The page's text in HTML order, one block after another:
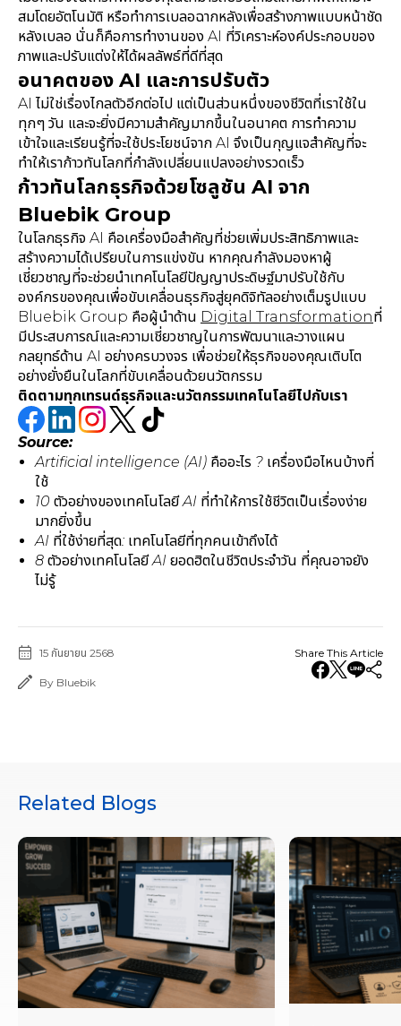
สมโดยอัตโนมัติ หรือทำการเบลอฉากหลังเพื่อสร้างภาพแบบหน้าชัด
หลังเบลอ นั่นก็คือการทำงานของ AI ที่วิเคราะห์องค์ประกอบของ
ภาพและปรับแต่งให้ได้ผลลัพธ์ที่ดีที่สุด
อนาคตของ AI และการปรับตัว
AI ไม่ใช่เรื่องไกลตัวอีกต่อไป แต่เป็นส่วนหนึ่งของชีวิตที่เราใช้ใน
ทุกๆ วัน และจะยิ่งมีความสำคัญมากขึ้นในอนาคต การทำความ
เข้าใจและเรียนรู้ที่จะใช้ประโยชน์จาก AI จึงเป็นกุญแจสำคัญที่จะ
ทำให้เราก้าวทันโลกที่กำลังเปลี่ยนแปลงอย่างรวดเร็ว
ก้าวทันโลกธุรกิจด้วยโซลูชัน AI จาก
Bluebik Group
ในโลกธุรกิจ AI คือเครื่องมือสำคัญที่ช่วยเพิ่มประสิทธิภาพและ
สร้างความได้เปรียบในการแข่งขัน หากคุณกำลังมองหาผู้
เชี่ยวชาญที่จะช่วยนำเทคโนโลยีปัญญาประดิษฐ์มาปรับใช้กับ
องค์กรของคุณเพื่อขับเคลื่อนธุรกิจสู่ยุคดิจิทัลอย่างเต็มรูปแบบ
Bluebik Group คือผู้นำด้าน Digital Transformationที่
มีประสบการณ์และความเชี่ยวชาญในการพัฒนาและวางแผน
กลยุทธ์ด้าน AI อย่างครบวงจร เพื่อช่วยให้ธุรกิจของคุณเติบโต
อย่างยั่งยืนในโลกที่ขับเคลื่อนด้วยนวัตกรรม
ติดตามทุกเทรนด์ธุรกิจและนวัตกรรมเทคโนโลยีไปกับเรา
Source:
Artificial intelligence (AI) คืออะไร ? เครื่องมือไหนบ้างที่
ใช้
10 ตัวอย่างของเทคโนโลยี AI ที่ทำให้การใช้ชีวิตเป็นเรื่องง่าย
มากยิ่งขึ้น
AI ที่ใช้ง่ายที่สุด: เทคโนโลยีที่ทุกคนเข้าถึงได้
8 ตัวอย่างเทคโนโลยี AI ยอดฮิตในชีวิตประจำวัน ที่คุณอาจยัง
ไม่รู้
15 กันยายน 2568
By Bluebik
Share This Article
Related Blogs